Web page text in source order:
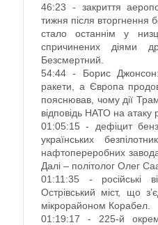
46:23 - закриття
тижня після вторгнення
стало останнім у
спричинених діями
Безсмертний.
54:44 - Борис
ракети, а Європа
пояснював, чому дії
відповідь НАТО на атаку
01:05:15 - дефіцит
українських
нафтопереробних
Далі – політолог Олег
01:11:35 - російські
Острівський міст, що
мікрорайоном Корабел.
01:19:17 - 225-й